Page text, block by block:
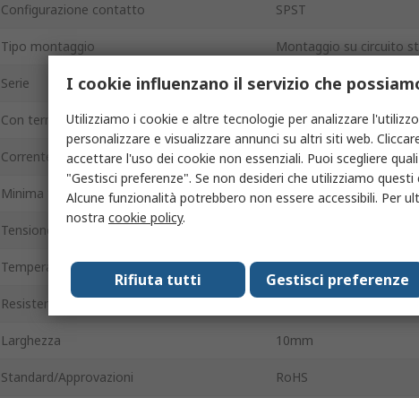
Configurazione contatto SPST
Tipo montaggio Montaggio su circuito
Serie G5Q
Con terminazione/senza terminazione Pin per circuito
Corrente di commutazione 10A
Minima temperatura operativa -40°C
Tensione commutazione CA
Temperatura massima di funzionamento 85°C
Resistenza bobina
Larghezza 10mm
Standard/Approvazioni RoHS
I cookie influenzano il servizio che
Utilizziamo i cookie e altre tecnologie per analizzare
personalizzare e visualizzare annunci su altri siti web.
accettare l'uso dei cookie non essenziali. Puoi scegliere
"Gestisci preferenze". Se non desideri che utilizziamo
Alcune funzionalità potrebbero non essere accessibili. Per
nostra cookie policy.
Gestisci preferenze
Rifiuta tutti